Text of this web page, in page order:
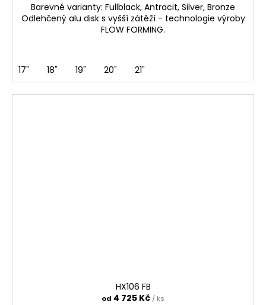
Barevné varianty: Fullblack, Antracit, Silver, Bronze
Odlehčený alu disk s vyšší zátěží - technologie výroby
FLOW FORMING.
17" 18" 19" 20" 21"
HX106 FB
od 4 725 Kč / ks